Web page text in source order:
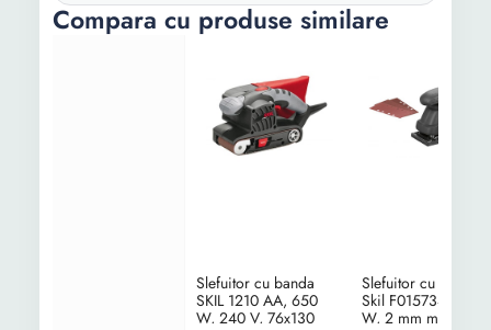
Greutate:
2.8 Kg
Compara cu produse similare
Slefuitor cu banda
SKIL 1210 AA, 650
W, 240 V, 76x130
Slefuitor cu vibratii
Skil F0157347AA,
W, 2 mm miscare